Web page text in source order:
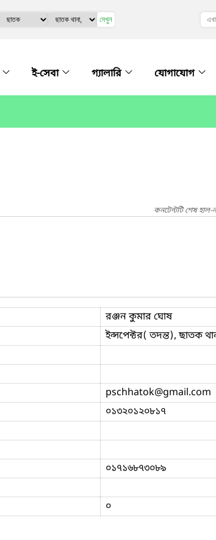
দেখুন
ই-সেবা গ্যালারি যোগাযোগ
কনটেন্টটি শেষ
রঞ্জন কুমার ঘোষ
ইন্সপেক্টর( তদন্ত), ছাতক
pschhatok@gmail.com
০১৩২০১২০৮১৭
০১৭১৬৮৭৩০৮৯
০